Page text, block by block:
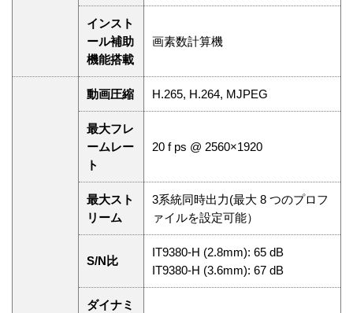
インスト
ール補助
機能搭載
画素数計算機
動画圧縮 H.265, H.264, MJPEG
最大フレ
ームレー
ト
20 f ps @ 2560×1920
最大スト
リーム
3系統同時出力(最大 8 つのプロフ
ァイルを設定可能）
S/N比
IT9380-H (2.8mm): 65 dB
IT9380-H (3.6mm): 67 dB
ダイナミ